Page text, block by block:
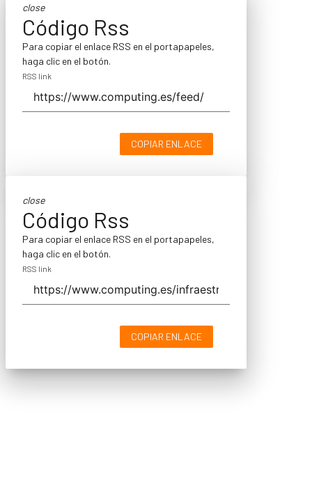
close
Código Rss
Para copiar el enlace RSS en el portapapeles,
haga clic en el botón.
RSS link
COPIAR ENLACE
close
Código Rss
Para copiar el enlace RSS en el portapapeles,
haga clic en el botón.
RSS link
COPIAR ENLACE